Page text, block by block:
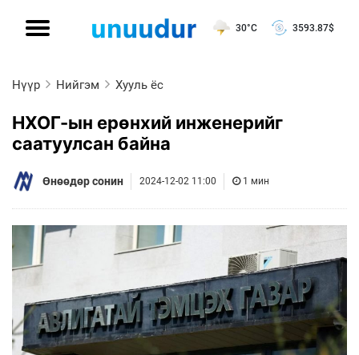
30°C 3593.87$
Нүүр Нийгэм Хууль ёс
НХОГ-ын ерөнхий инженерийг
саатуулсан байна
Өнөөдөр сонин 2024-12-02 11:00 1 мин